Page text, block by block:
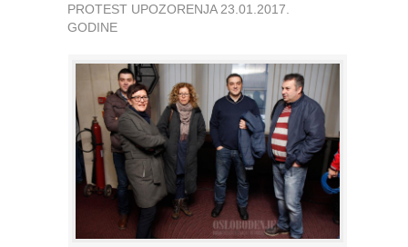
PROTEST UPOZORENJA 23.01.2017.
GODINE